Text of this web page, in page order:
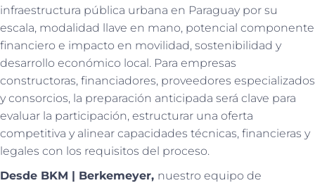
infraestructura pública urbana en Paraguay por su
escala, modalidad llave en mano, potencial componente
financiero e impacto en movilidad, sostenibilidad y
desarrollo económico local. Para empresas
constructoras, financiadores, proveedores especializados
y consorcios, la preparación anticipada será clave para
evaluar la participación, estructurar una oferta
competitiva y alinear capacidades técnicas, financieras y
legales con los requisitos del proceso.
Desde BKM | Berkemeyer, nuestro equipo de